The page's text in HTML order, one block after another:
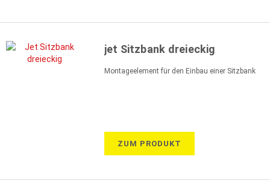
jet Sitzbank dreieckig
Montageelement für den Einbau einer Sitzbank
ZUM PRODUKT